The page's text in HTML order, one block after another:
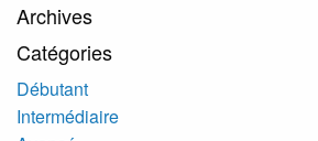
Archives
Catégories
Débutant
Intermédiaire